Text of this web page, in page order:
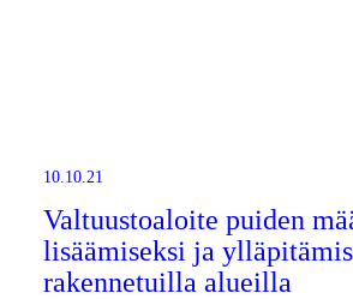
10.10.21
Valtuustoaloite puiden
lisäämiseksi ja
rakennetuilla alueilla